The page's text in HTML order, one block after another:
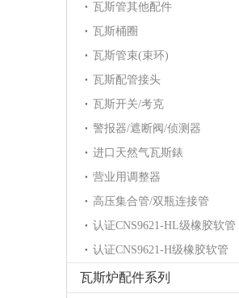
瓦斯管其他配件
瓦斯桶圈
瓦斯管束(束环)
瓦斯配管接头
瓦斯开关/考克
警报器/遮断阀/侦测器
进口天然气瓦斯錶
营业用调整器
高压集合管/双瓶连接管
认证CNS9621-HL级橡胶软管
认证CNS9621-H级橡胶软管
瓦斯炉配件系列